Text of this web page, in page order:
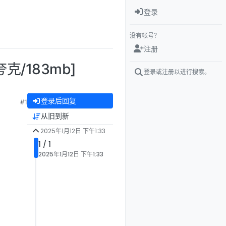
克/183mb]
#1 登录后回复
从旧到新
2025年1月12日 下午1:33
1 / 1
2025年1月12日 下午1:33
登录
没有帐号？
注册
登录或注册以进行搜索。